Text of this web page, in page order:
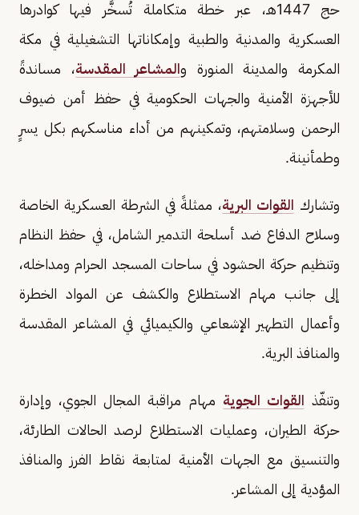
حج 1447هـ، عبر خطة متكاملة تُسخَّر فيها كوادرها
العسكرية والمدنية والطبية وإمكاناتها التشغيلية في مكة
المكرمة والمدينة المنورة والمشاعر المقدسة، مساندةً
للأجهزة الأمنية والجهات الحكومية في حفظ أمن ضيوف
الرحمن وسلامتهم، وتمكينهم من أداء مناسكهم بكل يسرٍ
وطمأنينة.
وتشارك القوات البرية، ممثلةً في الشرطة العسكرية الخاصة
وسلاح الدفاع ضد أسلحة التدمير الشامل، في حفظ النظام
وتنظيم حركة الحشود في ساحات المسجد الحرام ومداخله،
إلى جانب مهام الاستطلاع والكشف عن المواد الخطرة
وأعمال التطهير الإشعاعي والكيميائي في المشاعر المقدسة
والمنافذ البرية.
وتنفّذ القوات الجوية مهام مراقبة المجال الجوي، وإدارة
حركة الطيران، وعمليات الاستطلاع لرصد الحالات الطارئة،
والتنسيق مع الجهات الأمنية لمتابعة نقاط الفرز والمنافذ
المؤدية إلى المشاعر.